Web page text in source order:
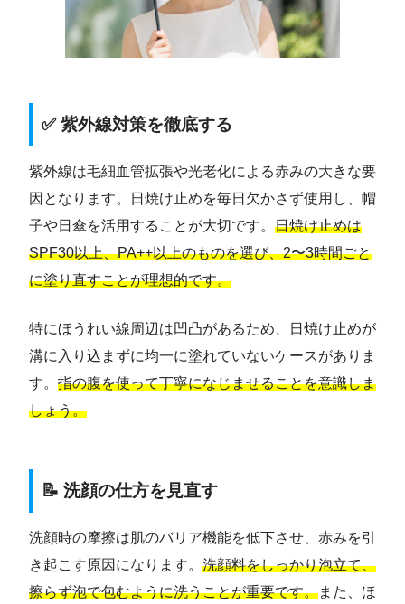
✅ 紫外線対策を徹底する
紫外線は毛細血管拡張や光老化による赤みの大きな要
因となります。日焼け止めを毎日欠かさず使用し、帽
子や日傘を活用することが大切です。 日焼け止めは
SPF30以上、PA++以上のものを選び、2〜3時間ごと
に塗り直すことが理想的です。
特にほうれい線周辺は凹凸があるため、日焼け止めが
溝に入り込まずに均一に塗れていないケースがありま
す。 指の腹を使って丁寧になじませることを意識しま
しょう。
📝 洗顔の仕方を見直す
洗顔時の摩擦は肌のバリア機能を低下させ、赤みを引
き起こす原因になります。 洗顔料をしっかり泡立て、
擦らず泡で包むように洗うことが重要です。また、ほ